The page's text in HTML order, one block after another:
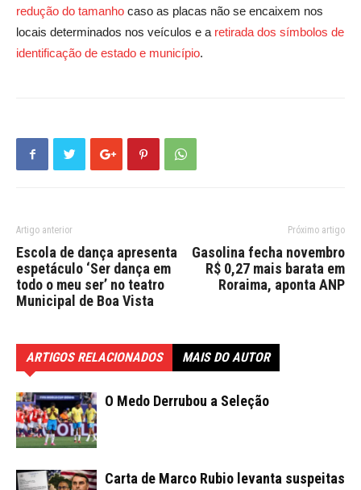
redução do tamanho caso as placas não se encaixem nos
locais determinados nos veículos e a retirada dos símbolos de
identificação de estado e município.
Artigo anterior
Escola de dança apresenta
espetáculo ‘Ser dança em
todo o meu ser’ no teatro
Municipal de Boa Vista
Próximo artigo
Gasolina fecha novembro
R$ 0,27 mais barata em
Roraima, aponta ANP
ARTIGOS RELACIONADOS MAIS DO AUTOR
O Medo Derrubou a Seleção
Carta de Marco Rubio levanta suspeitas